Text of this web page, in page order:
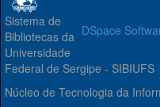
DSpace
Sistema de
Bibliotecas da
Universidade
Federal de Sergipe - SIBIUFS
Núcleo de Tecnologia da